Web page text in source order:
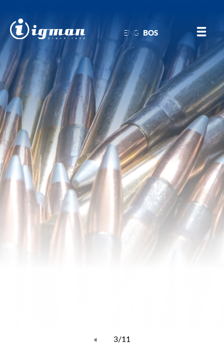
ENG BOS
« 3/11